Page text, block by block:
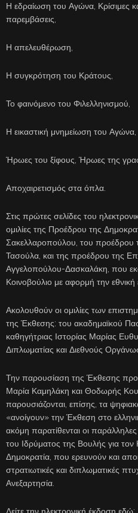
Η εδραίωση του Αγώνα, Κρίσιμες
παρεμβάσεις,
Η απελευθέρωση,
Η συγκρότηση του Κράτους,
Το φαινόμενο του Φιλελληνισμού,
Η εικαστική μνημείωση του Αγώνα,
Ήρωες του ξίφους, Ήρωες της
Αποχαιρετισμός στα όπλα.
Στις πρώτες σελίδες του
ομιλίες της Προέδρου της
Σακελλαροπούλου, του προέδρου
Τασούλα, και της προέδρου της
Αγγελοπούλου-Δασκαλάκη, που
Κοινοβούλιο με αφορμή την
Ακολουθούν οι ομιλίες των
της Έκθεσης: του ακαδημαϊκού
καθηγήτριας Ιστορίας Μαρίας
Διπλωματίας και Διεθνούς
Την παρουσίαση της Έκθεσης
Μαρία Καμηλάκη και Θοδωρής
παρουσιάζονται, επίσης, τα
«ανοίγουν» την Έκθεση στο
ακόμη παρατίθενται οι
του Ιδρύματος της Βουλής για τον
Δημοκρατία, που ερευνούν και
στρατιωτικές και διπλωματικές
Ανεξαρτησία.